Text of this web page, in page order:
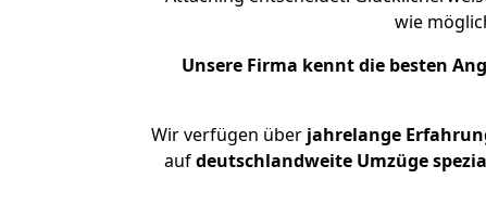
wie
Unsere Firma kennt die besten
Wir verfügen überjahrelange
aufdeutschlandweite Umzüge